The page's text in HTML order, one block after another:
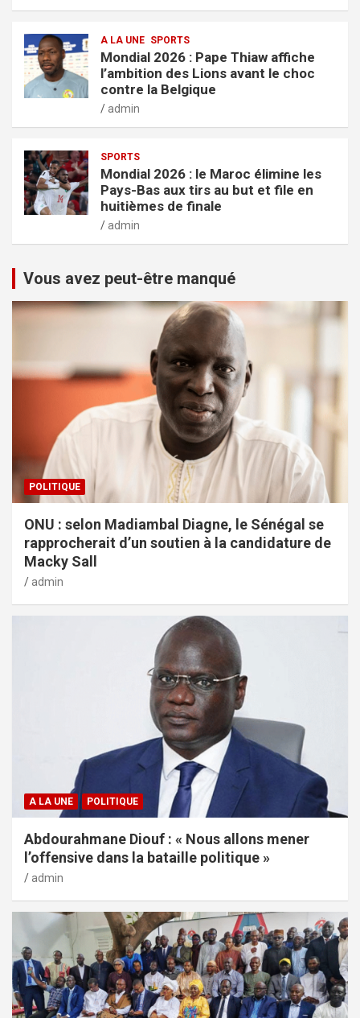
A LA UNE SPORTS
Mondial 2026 : Pape Thiaw affiche
l’ambition des Lions avant le choc
contre la Belgique
admin
SPORTS
Mondial 2026 : le Maroc élimine les
Pays-Bas aux tirs au but et file en
huitièmes de finale
admin
Vous avez peut-être manqué
POLITIQUE
ONU : selon Madiambal Diagne, le Sénégal se
rapprocherait d’un soutien à la candidature de
Macky Sall
admin
A LA UNE POLITIQUE
Abdourahmane Diouf : « Nous allons mener
l’offensive dans la bataille politique »
admin